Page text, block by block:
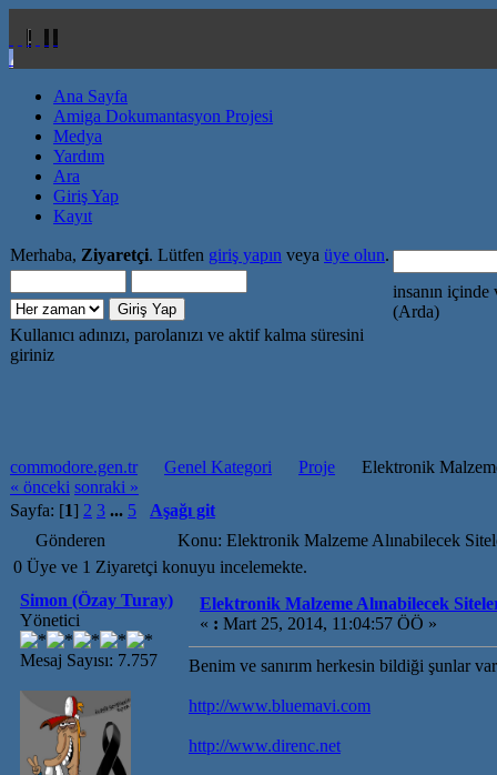
Ana Sayfa
Amiga Dokumantasyon Projesi
Medya
Yardım
Ara
Giriş Yap
Kayıt
Merhaba, Ziyaretçi. Lütfen giriş yapın veya üye olun.
Kullanıcı adınızı, parolanızı ve aktif kalma süresini
giriniz
insanın içinde
(Arda)
commodore.gen.tr Genel Kategori Proje
Elektronik
« önceki sonraki »
Sayfa: [1] 2 3 ... 5
Aşağı git
Gönderen
Konu: Elektronik Malzeme Alınabilecek
0 Üye ve 1 Ziyaretçi konuyu incelemekte.
Simon (Özay Turay)
Yönetici
Mesaj Sayısı: 7.757
Elektronik Malzeme Alınabilecek
« : Mart 25, 2014, 11:04:57 ÖÖ »
Benim ve sanırım herkesin bildiği şunlar
http://www.bluemavi.com
http://www.direnc.net